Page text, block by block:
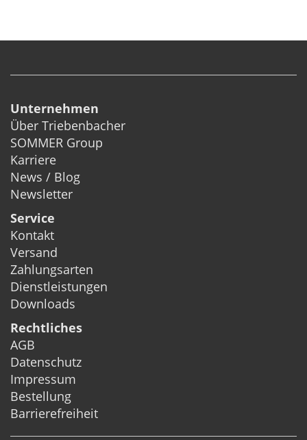
Unternehmen
Über Triebenbacher
SOMMER Group
Karriere
News / Blog
Newsletter
Service
Kontakt
Versand
Zahlungsarten
Dienstleistungen
Downloads
Rechtliches
AGB
Datenschutz
Impressum
Bestellung
Barrierefreiheit